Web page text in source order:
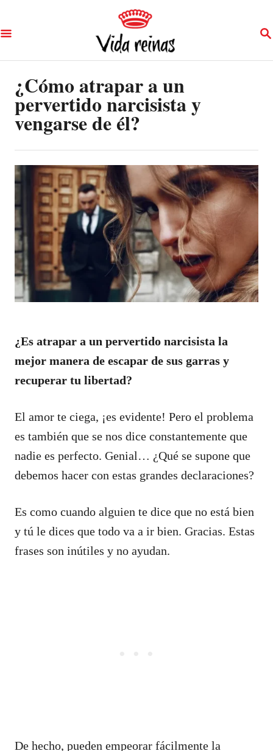
k
i
S
¿Cómo atrapar a un
pervertido narcisista y
vengarse de él?
¿Es atrapar a un pervertido narcisista la
mejor manera de escapar de sus garras y
recuperar tu libertad?
El amor te ciega, ¡es evidente! Pero el problema
es también que se nos dice constantemente que
nadie es perfecto. Genial… ¿Qué se supone que
debemos hacer con estas grandes declaraciones?
Es como cuando alguien te dice que no está bien
y tú le dices que todo va a ir bien. Gracias. Estas
frases son inútiles y no ayudan.
De hecho, pueden empeorar fácilmente la